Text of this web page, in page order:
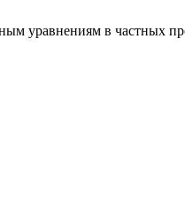
уравнениям в частных